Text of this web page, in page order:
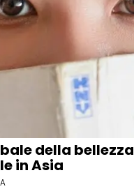
della
in Asia